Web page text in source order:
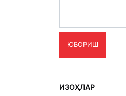
ЮБОРИШ
ИЗОҲЛАР